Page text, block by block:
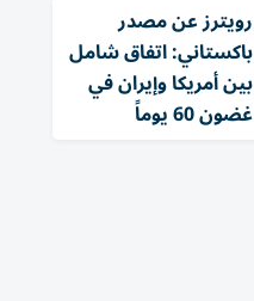
‏رويترز عن مصدر
باكستاني: اتفاق شامل
بين أمريكا وإيران في
غضون 60 يوماً